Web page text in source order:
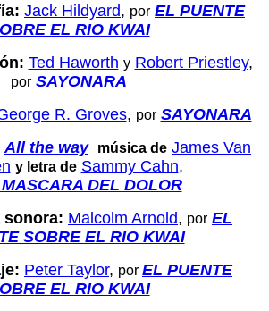
Jack Hildyard, por EL PUENTE
EL RIO KWAI
Ted Haworth y Robert Priestley,
por SAYONARA
R. Groves, por SAYONARA
All the way música de James Van
y letra de Sammy Cahn,
DEL DOLOR
sonora: Malcolm Arnold, por EL
SOBRE EL RIO KWAI
Peter Taylor, por EL PUENTE
EL RIO KWAI